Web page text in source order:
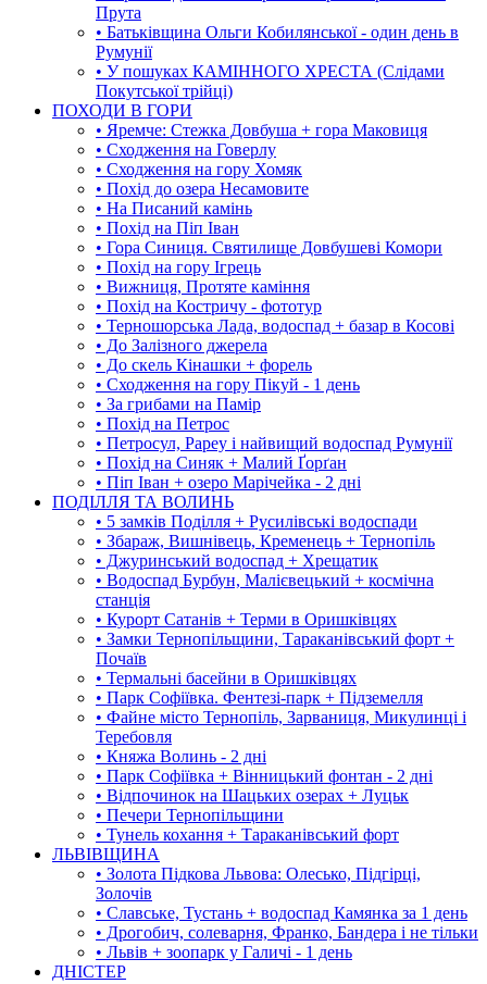
Прута
• Батьківщина Ольги Кобилянської - один день в
Румунії
• У пошуках КАМІННОГО ХРЕСТА (Слідами
Покутської трійці)
ПОХОДИ В ГОРИ
• Яремче: Стежка Довбуша + гора Маковиця
• Сходження на Говерлу
• Сходження на гору Хомяк
• Похід до озера Несамовите
• На Писаний камінь
• Похід на Піп Іван
• Гора Синиця. Святилище Довбушеві Комори
• Похід на гору Ігрець
• Вижниця, Протяте каміння
• Похід на Костричу - фототур
• Терношорська Лада, водоспад + базар в Косові
• До Залізного джерела
• До скель Кінашки + форель
• Сходження на гору Пікуй - 1 день
• За грибами на Памір
• Похід на Петрос
• Петросул, Рареу і найвищий водоспад Румунії
• Похід на Синяк + Малий Ґорґан
• Піп Іван + озеро Марічейка - 2 дні
ПОДІЛЛЯ ТА ВОЛИНЬ
• 5 замків Поділля + Русилівські водоспади
• Збараж, Вишнівець, Кременець + Тернопіль
• Джуринський водоспад + Хрещатик
• Водоспад Бурбун, Малієвецький + космічна
станція
• Курорт Сатанів + Терми в Оришківцях
• Замки Тернопільщини, Тараканівський форт +
Почаїв
• Термальні басейни в Оришківцях
• Парк Софіївка. Фентезі-парк + Підземелля
• Файне місто Тернопіль, Зарваниця, Микулинці і
Теребовля
• Княжа Волинь - 2 дні
• Парк Софіївка + Вінницький фонтан - 2 дні
• Відпочинок на Шацьких озерах + Луцьк
• Печери Тернопільщини
• Тунель кохання + Тараканівський форт
ЛЬВІВЩИНА
• Золота Підкова Львова: Олесько, Підгірці,
Золочів
• Славське, Тустань + водоспад Камянка за 1 день
• Дрогобич, солеварня, Франко, Бандера і не тільки
• Львів + зоопарк у Галичі - 1 день
ДНІСТЕР